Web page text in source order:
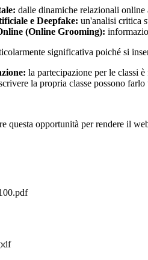
dalle dinamiche relazionali
e Deepfake: un'analisi critica
(Online Grooming):
significativa poiché si
la partecipazione per le classi
la propria classe possono
questa opportunità per rendere il